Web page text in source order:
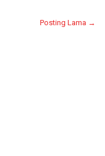
Posting Lama →